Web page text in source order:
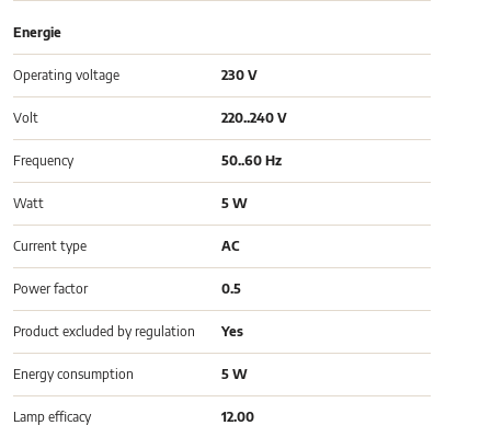
Energie
Operating voltage 230 V
Volt 220..240 V
Frequency 50..60 Hz
Watt 5 W
Current type AC
Power factor 0.5
Product excluded by regulation Yes
Energy consumption 5 W
Lamp efficacy 12.00